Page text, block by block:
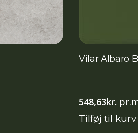
Vilar Albaro
548,63kr.
Tilføj til kurv